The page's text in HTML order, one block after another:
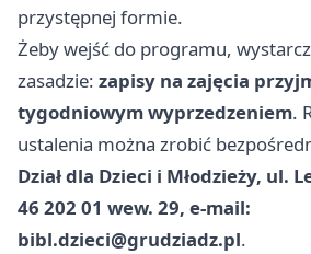
przystępnej formie.
Żeby wejść do programu,
zasadzie: zapisy na zajęcia
tygodniowym wyprzedzeniem.
ustalenia można zrobić
Dział dla Dzieci i Młodzieży, ul.
46 202 01 wew. 29, e-mail:
bibl.dzieci@grudziadz.pl.